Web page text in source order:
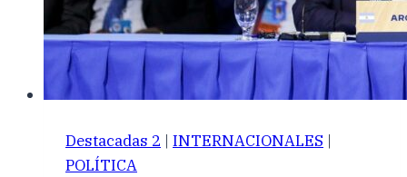
Destacadas 2 | INTERNACIONALES |
POLÍTICA